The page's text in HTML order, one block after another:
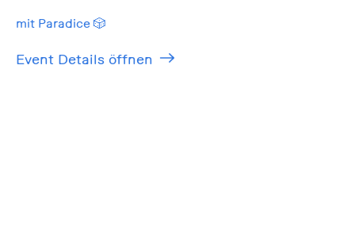
mit Paradice 🎲
Event Details öffnen